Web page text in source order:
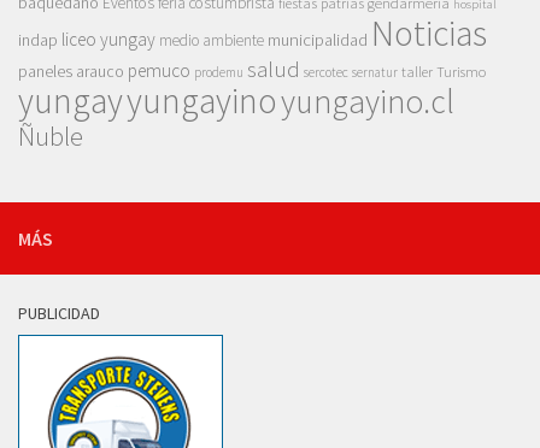
hospital
indap liceo yungay medio ambiente municipalidad Noticias
paneles arauco pemuco prodemu salud sercotec sernatur taller Turismo
yungayyungayinoyungayino.cl
Ñuble
MÁS
PUBLICIDAD